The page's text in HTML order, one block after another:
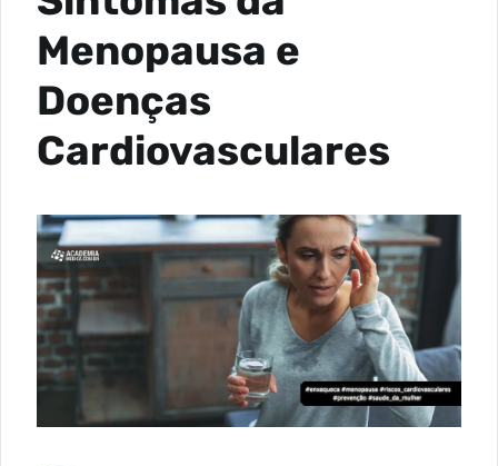
Menopausa e
Doenças
Cardiovasculares